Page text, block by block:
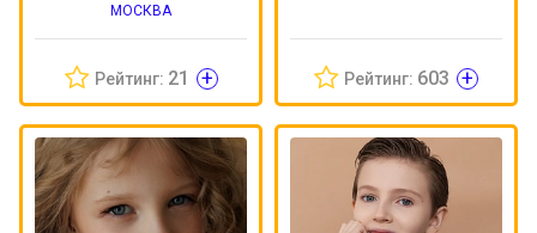
МОСКВА
Рейтинг: 21 + Рейтинг: 603 +